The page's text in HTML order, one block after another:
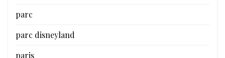
parc
parc disneyland
paris